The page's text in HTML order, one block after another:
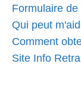
Formulaire
Qui peut
Comment
Site Info